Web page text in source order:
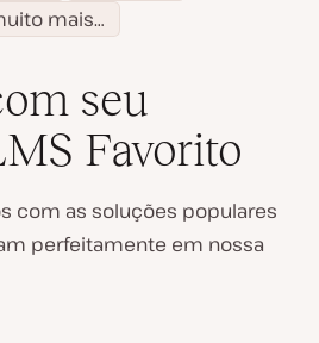
mais…
seu
Favorito
com as soluções populares
perfeitamente em nossa